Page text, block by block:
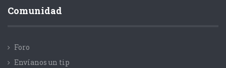
Comunidad
Foro
Envíanos un tip